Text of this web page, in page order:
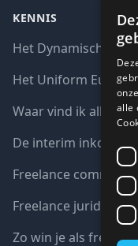
KENNIS
Het Dynamisch
Het Uniform
Waar vind ik alle
De interim inkoop
Freelance
Freelance juridische
Zo win je als
alle